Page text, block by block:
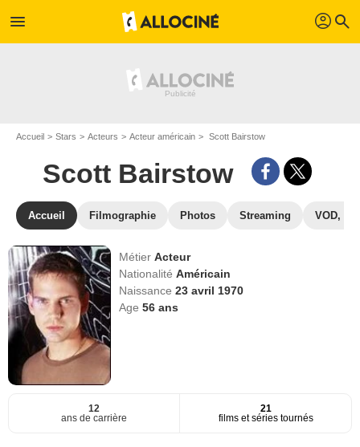
menu profil search
Accueil Stars Acteurs Acteur américain Scott Bairstow
Scott Bairstow
Accueil Filmographie Photos Streaming VOD,
MétierActeur
NationalitéAméricain
Naissance23 avril 1970
Age56 ans
12
ans de carrière
21
films et séries tournés